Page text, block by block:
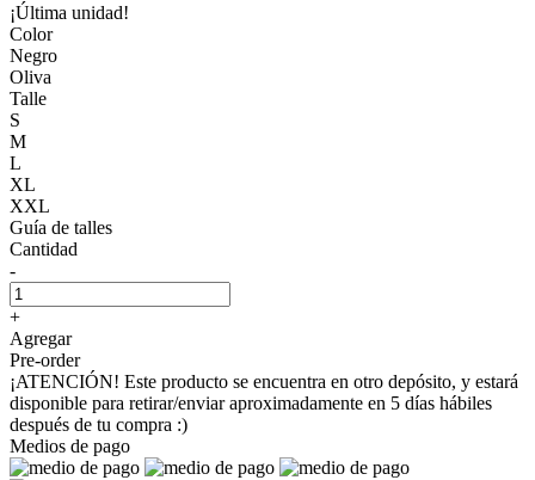
¡Última unidad!
Color
Negro
Oliva
Talle
S
M
L
XL
XXL
Guía de talles
Cantidad
-
+
Agregar
Pre-order
¡ATENCIÓN! Este producto se encuentra en otro depósito, y estará
disponible para retirar/enviar aproximadamente en 5 días hábiles
después de tu compra :)
Medios de pago